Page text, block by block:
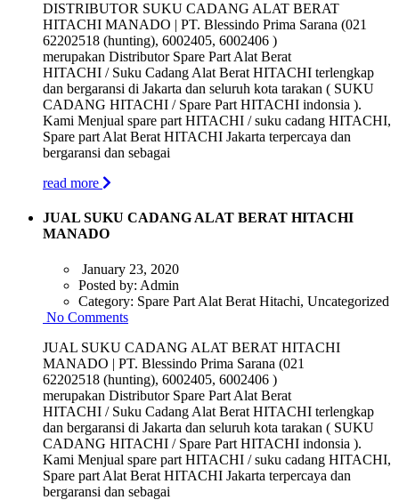
DISTRIBUTOR SUKU CADANG ALAT BERAT
HITACHI MANADO | PT. Blessindo Prima Sarana (021
62202518 (hunting), 6002405, 6002406 )
merupakan Distributor Spare Part Alat Berat
HITACHI / Suku Cadang Alat Berat HITACHI terlengkap
dan bergaransi di Jakarta dan seluruh kota tarakan ( SUKU
CADANG HITACHI / Spare Part HITACHI indonsia ).
Kami Menjual spare part HITACHI / suku cadang HITACHI,
Spare part Alat Berat HITACHI Jakarta terpercaya dan
bergaransi dan sebagai
read more
JUAL SUKU CADANG ALAT BERAT HITACHI
MANADO
January 23, 2020
Posted by: Admin
Category: Spare Part Alat Berat Hitachi, Uncategorized
No Comments
JUAL SUKU CADANG ALAT BERAT HITACHI
MANADO | PT. Blessindo Prima Sarana (021
62202518 (hunting), 6002405, 6002406 )
merupakan Distributor Spare Part Alat Berat
HITACHI / Suku Cadang Alat Berat HITACHI terlengkap
dan bergaransi di Jakarta dan seluruh kota tarakan ( SUKU
CADANG HITACHI / Spare Part HITACHI indonsia ).
Kami Menjual spare part HITACHI / suku cadang HITACHI,
Spare part Alat Berat HITACHI Jakarta terpercaya dan
bergaransi dan sebagai